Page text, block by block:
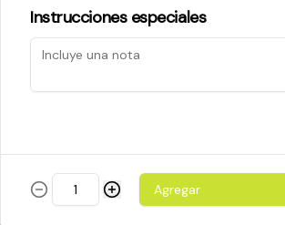
$5.200
$5.800
Instrucciones especiales
Agregar